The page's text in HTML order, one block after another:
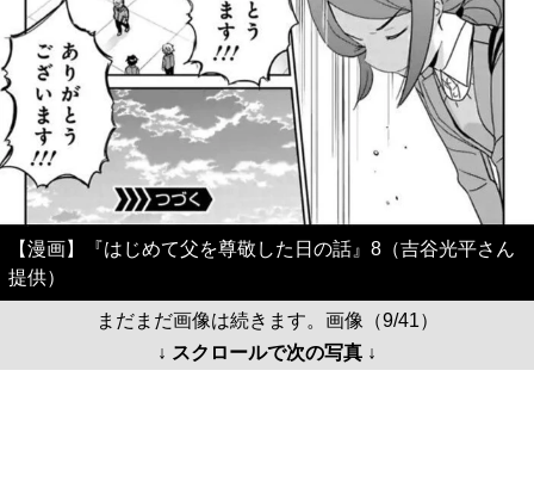
【漫画】『はじめて父を尊敬した日の話』8（吉谷光平さん
提供）
まだまだ画像は続きます。画像（9/41）
↓ スクロールで次の写真 ↓